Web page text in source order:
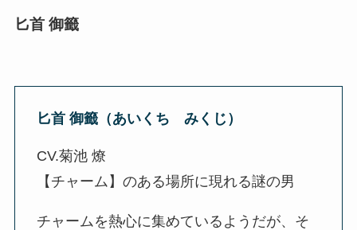
匕首 御籤
匕首 御籤（あいくち みくじ）
CV.菊池 燎
【チャーム】のある場所に現れる謎の男
チャームを熱心に集めているようだが、そ